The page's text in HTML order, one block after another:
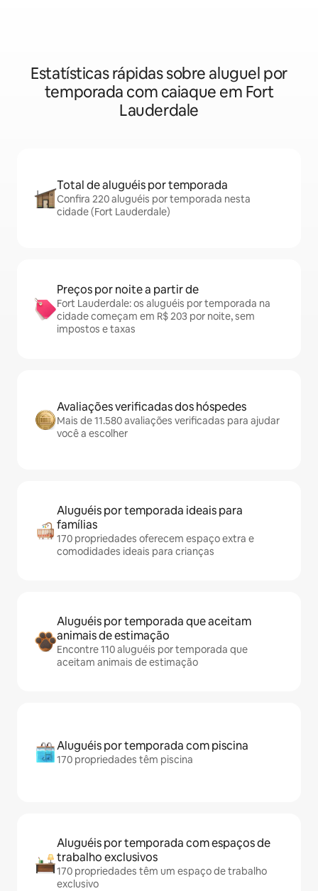
Estatísticas rápidas sobre aluguel por
temporada com caiaque em Fort
Lauderdale
Total de aluguéis por temporada
Confira 220 aluguéis por temporada nesta
cidade (Fort Lauderdale)
Preços por noite a partir de
Fort Lauderdale: os aluguéis por temporada na
cidade começam em R$ 203 por noite, sem
impostos e taxas
Avaliações verificadas dos hóspedes
Mais de 11.580 avaliações verificadas para ajudar
você a escolher
Aluguéis por temporada ideais para
famílias
170 propriedades oferecem espaço extra e
comodidades ideais para crianças
Aluguéis por temporada que aceitam
animais de estimação
Encontre 110 aluguéis por temporada que
aceitam animais de estimação
Aluguéis por temporada com piscina
170 propriedades têm piscina
Aluguéis por temporada com espaços de
trabalho exclusivos
170 propriedades têm um espaço de trabalho
exclusivo